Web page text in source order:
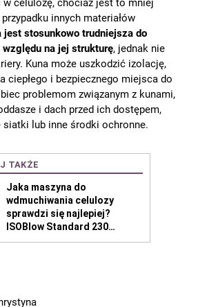
w celulozę, chociaż jest to mniej
innych materiałów
jest stosunkowo trudniejsza do
na jej strukturę, jednak nie
Kuna może uszkodzić izolację,
ciepłego i bezpiecznego miejsca do
problemom związanym z kunami,
i dach przed ich dostępem,
lub inne środki ochronne.